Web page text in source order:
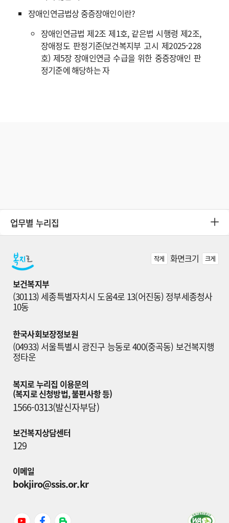
장애인연금법상 중증장애인이란?
장애인연금법 제2조 제1호, 같은법 시행령 제2조,
장애정도 판정기준(보건복지부 고시 제2025-228
호) 제5장 장애인연금 수급을 위한 중증장애인 판
정기준에 해당하는 자
업무별 누리집
작게 화면크기 크게
보건복지부
(30113) 세종특별자치시 도움4로 13(어진동) 정부세종청사
10동
한국사회보장정보원
(04933) 서울특별시 광진구 능동로 400(중곡동) 보건복지행
정타운
복지로 누리집 이용문의
(복지로 신청방법, 불편사항 등)
1566-0313(발신자부담)
보건복지상담센터
129
이메일
bokjiro@ssis.or.kr